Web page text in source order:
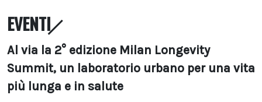
EVENTI
Al via la 2° edizione Milan Longevity
Summit, un laboratorio urbano per una vita
più lunga e in salute